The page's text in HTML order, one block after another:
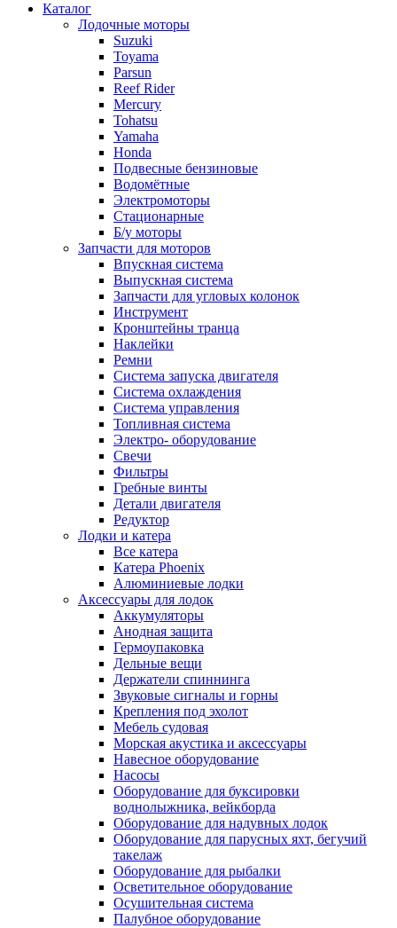
Каталог
Лодочные моторы
Suzuki
Toyama
Parsun
Reef Rider
Mercury
Tohatsu
Yamaha
Honda
Подвесные бензиновые
Водомётные
Электромоторы
Стационарные
Б/у моторы
Запчасти для моторов
Впускная система
Выпускная система
Запчасти для угловых колонок
Инструмент
Кронштейны транца
Наклейки
Ремни
Система запуска двигателя
Система охлаждения
Система управления
Топливная система
Электро- оборудование
Свечи
Фильтры
Гребные винты
Детали двигателя
Редуктор
Лодки и катера
Все катера
Катера Phoenix
Алюминиевые лодки
Аксессуары для лодок
Аккумуляторы
Анодная защита
Гермоупаковка
Дельные вещи
Держатели спиннинга
Звуковые сигналы и горны
Крепления под эхолот
Мебель судовая
Морская акустика и аксессуары
Навесное оборудование
Насосы
Оборудование для буксировки
воднолыжника, вейкборда
Оборудование для надувных лодок
Оборудование для парусных яхт, бегучий
такелаж
Оборудование для рыбалки
Осветительное оборудование
Осушительная система
Палубное оборудование